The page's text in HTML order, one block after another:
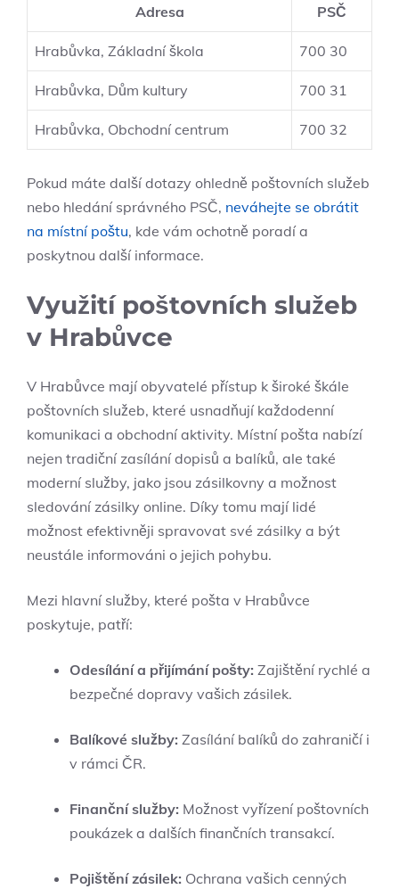
Adresa PSČ
Hrabůvka, Základní škola 700 30
Hrabůvka, Dům kultury 700 31
Hrabůvka, Obchodní centrum 700 32
Pokud máte další dotazy ohledně poštovních služeb
nebo hledání správného PSČ, neváhejte se obrátit
na místní poštu, kde vám ochotně poradí a
poskytnou další informace.
Využití poštovních služeb
v Hrabůvce
V Hrabůvce mají obyvatelé přístup k široké škále
poštovních služeb, které usnadňují každodenní
komunikaci a obchodní aktivity. Místní pošta nabízí
nejen tradiční zasílání dopisů a balíků, ale také
moderní služby, jako jsou zásilkovny a možnost
sledování zásilky online. Díky tomu mají lidé
možnost efektivněji spravovat své zásilky a být
neustále informováni o jejich pohybu.
Mezi hlavní služby, které pošta v Hrabůvce
poskytuje, patří:
Odesílání a přijímání pošty: Zajištění rychlé a
bezpečné dopravy vašich zásilek.
Balíkové služby: Zasílání balíků do zahraničí i
v rámci ČR.
Finanční služby: Možnost vyřízení poštovních
poukázek a dalších finančních transakcí.
Pojištění zásilek: Ochrana vašich cenných